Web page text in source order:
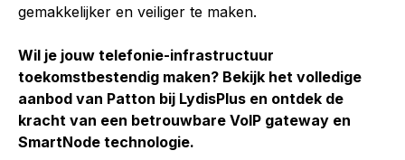
gemakkelijker en veiliger te maken.
Wil je jouw telefonie-infrastructuur
toekomstbestendig maken? Bekijk het volledige
aanbod van Patton bij LydisPlus en ontdek de
kracht van een betrouwbare VoIP gateway en
SmartNode technologie.